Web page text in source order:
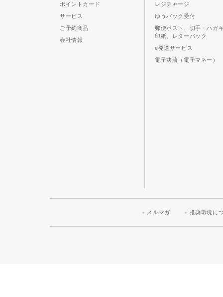
ポイントカード
サービス
ご予約商品
会社情報
レジチャージ
ゆうパック受付
郵便ポスト、切手・ハガ
印紙、レターパック
e発送サービス
電子決済（電子マネー）
メルマガ 推奨環境に